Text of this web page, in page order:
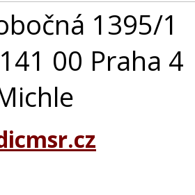
1395/1
00 Praha 4